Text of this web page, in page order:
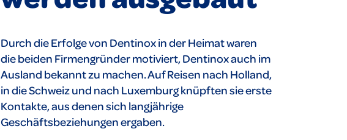
Durch die Erfolge von Dentinox in der Heimat waren
die beiden Firmengründer motiviert, Dentinox auch im
Ausland bekannt zu machen. Auf Reisen nach Holland,
in die Schweiz und nach Luxemburg knüpften sie erste
Kontakte, aus denen sich langjährige
Geschäftsbeziehungen ergaben.